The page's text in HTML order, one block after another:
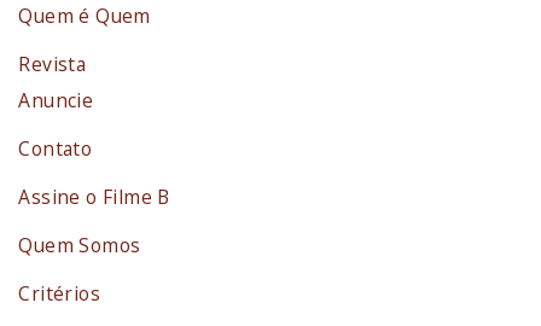
Quem é Quem
Revista
Anuncie
Contato
Assine o Filme B
Quem Somos
Critérios